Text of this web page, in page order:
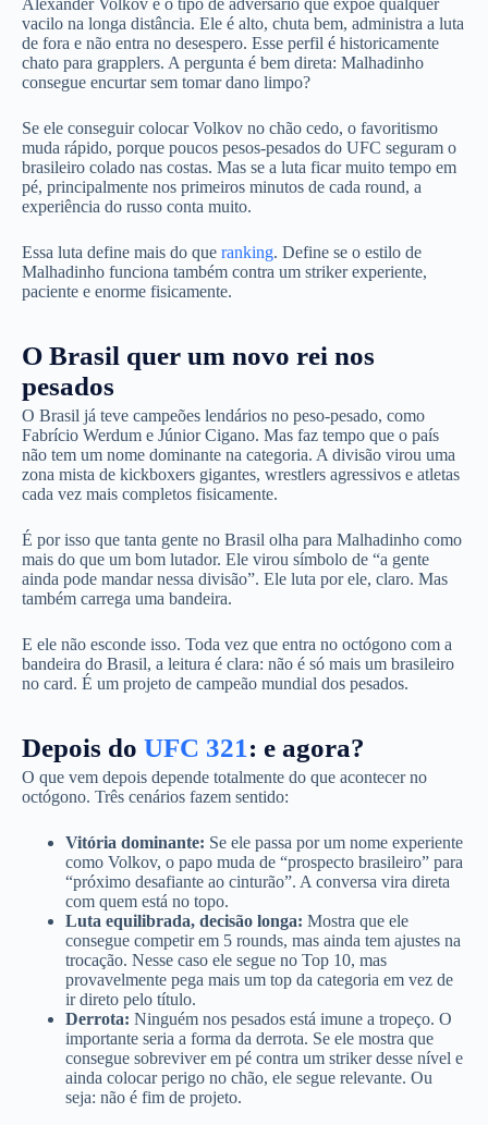
vacilo na longa distância. Ele é alto, chuta bem, administra a luta
de fora e não entra no desespero. Esse perfil é historicamente
chato para grapplers. A pergunta é bem direta: Malhadinho
consegue encurtar sem tomar dano limpo?
Se ele conseguir colocar Volkov no chão cedo, o favoritismo
muda rápido, porque poucos pesos-pesados do UFC seguram o
brasileiro colado nas costas. Mas se a luta ficar muito tempo em
pé, principalmente nos primeiros minutos de cada round, a
experiência do russo conta muito.
Essa luta define mais do que ranking. Define se o estilo de
Malhadinho funciona também contra um striker experiente,
paciente e enorme fisicamente.
O Brasil quer um novo rei nos
pesados
O Brasil já teve campeões lendários no peso-pesado, como
Fabrício Werdum e Júnior Cigano. Mas faz tempo que o país
não tem um nome dominante na categoria. A divisão virou uma
zona mista de kickboxers gigantes, wrestlers agressivos e atletas
cada vez mais completos fisicamente.
É por isso que tanta gente no Brasil olha para Malhadinho como
mais do que um bom lutador. Ele virou símbolo de “a gente
ainda pode mandar nessa divisão”. Ele luta por ele, claro. Mas
também carrega uma bandeira.
E ele não esconde isso. Toda vez que entra no octógono com a
bandeira do Brasil, a leitura é clara: não é só mais um brasileiro
no card. É um projeto de campeão mundial dos pesados.
Depois do UFC 321: e agora?
O que vem depois depende totalmente do que acontecer no
octógono. Três cenários fazem sentido:
Vitória dominante: Se ele passa por um nome experiente
como Volkov, o papo muda de “prospecto brasileiro” para
“próximo desafiante ao cinturão”. A conversa vira direta
com quem está no topo.
Luta equilibrada, decisão longa: Mostra que ele
consegue competir em 5 rounds, mas ainda tem ajustes na
trocação. Nesse caso ele segue no Top 10, mas
provavelmente pega mais um top da categoria em vez de
ir direto pelo título.
Derrota: Ninguém nos pesados está imune a tropeço. O
importante seria a forma da derrota. Se ele mostra que
consegue sobreviver em pé contra um striker desse nível e
ainda colocar perigo no chão, ele segue relevante. Ou
seja: não é fim de projeto.